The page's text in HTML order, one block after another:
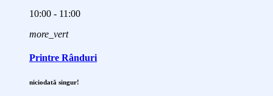
10:00 - 11:00
more_vert
Printre Rânduri
niciodată singur!